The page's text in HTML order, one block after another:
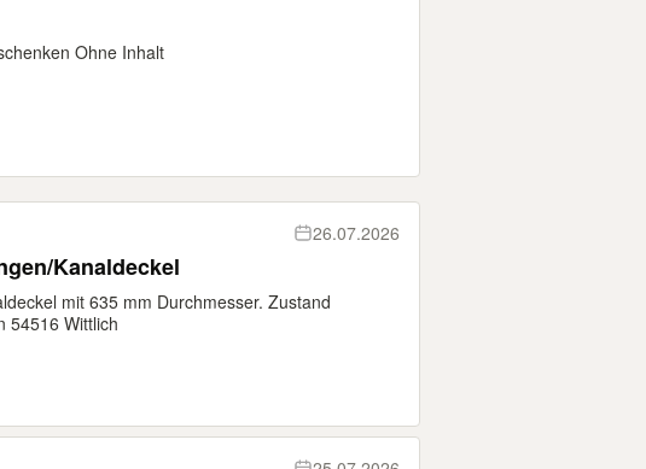
Ohne Inhalt
26.07.2026
Kanaldeckel
mit 635 mm Durchmesser. Zustand
54516 Wittlich